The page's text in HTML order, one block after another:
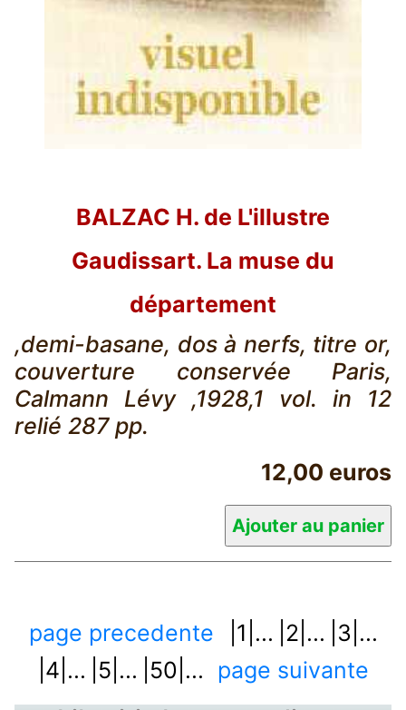
BALZAC H. de L'illustre
Gaudissart. La muse du
département
,demi-basane, dos à nerfs, titre or,
couverture conservée Paris,
Calmann Lévy ,1928,1 vol. in 12
relié 287 pp.
12,00 euros
page precedente |1|... |2|... |3|...
|4|... |5|... |50|... page suivante